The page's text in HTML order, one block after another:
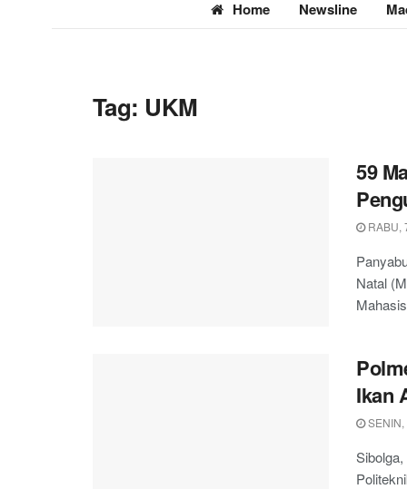
Home Newsline
Tag: UKM
59
RABU,
Natal
Ikan
SENIN,